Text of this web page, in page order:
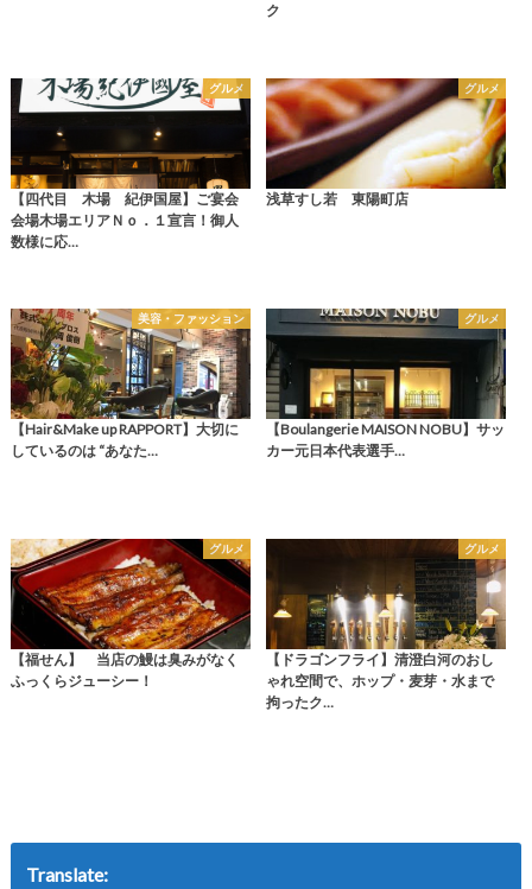
ク
グルメ
【四代目 木場 紀伊国屋】ご宴会
会場木場エリアＮｏ．１宣言！御人
数様に応…
グルメ
浅草すし若 東陽町店
美容・ファッション
【Hair&Make up RAPPORT】大切に
しているのは “あなた…
グルメ
【Boulangerie MAISON NOBU】サッ
カー元日本代表選手…
グルメ
【福せん】 当店の鰻は臭みがなく
ふっくらジューシー！
グルメ
【ドラゴンフライ】清澄白河のおし
ゃれ空間で、ホップ・麦芽・水まで
拘ったク…
Translate: